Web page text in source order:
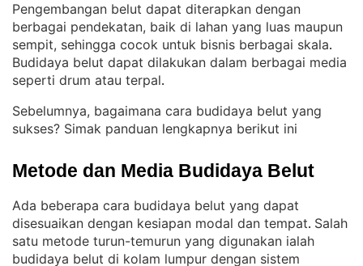
Pengembangan belut dapat diterapkan dengan
berbagai pendekatan, baik di lahan yang luas maupun
sempit, sehingga cocok untuk bisnis berbagai skala
Budidaya belut dapat dilakukan dalam berbagai media
seperti drum atau terpal.
Sebelumnya, bagaimana cara budidaya belut yang
sukses? Simak panduan lengkapnya berikut ini
Metode dan Media Budidaya Belut
Ada beberapa cara budidaya belut yang dapat
disesuaikan dengan kesiapan modal dan tempat. Salah
satu metode turun-temurun yang digunakan ialah
budidaya belut di kolam lumpur dengan sistem